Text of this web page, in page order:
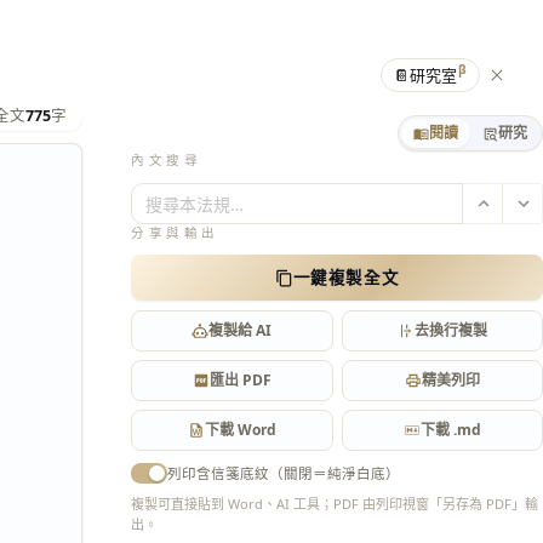
文775字
閱讀 研究
內文搜尋
搜尋本法規…
分享與輸出
一鍵複製全文
複製給 AI 去換行複製
匯出 PDF 精美列印
下載 Word 下載 .md
列印含信箋底紋（關閉＝純淨白底）
複製可直接貼到 Word、AI 工具；PDF 由列印視窗「另存為 PDF」輸
出。
📔研究室β